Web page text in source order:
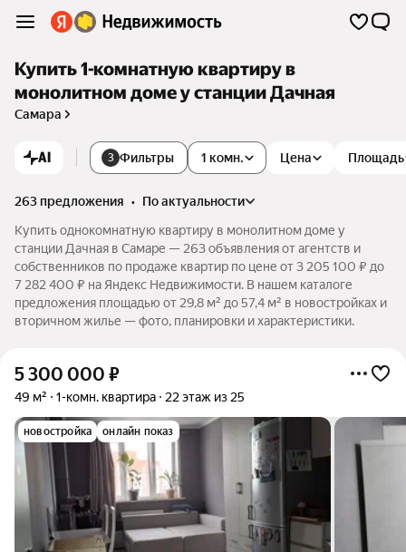
Купить 1-комнатную квартиру в
монолитном доме у станции Дачная
Самара
AI 3 Фильтры 1 комн. Цена Площадь
263 предложения •
по актуальности
Купить однокомнатную квартиру в монолитном доме у
станции Дачная в Самаре — 263 объявления от агентств и
собственников по продаже квартир по цене от 3 205 100 ₽ до
7 282 400 ₽ на Яндекс Недвижимости. В нашем каталоге
предложения площадью от 29,8 м² до 57,4 м² в новостройках и
вторичном жилье — фото, планировки и характеристики.
5 300 000 ₽
49 м² 1-комн. квартира 22 этаж из 25
новостройка онлайн показ